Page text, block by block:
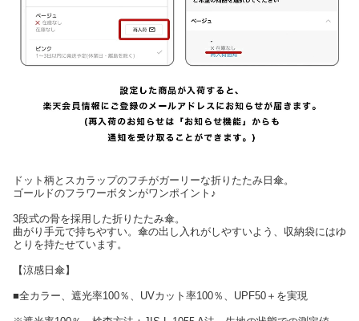
ドット柄とスカラップのフチがガーリーな折りたたみ日傘。
ゴールドのフラワーボタンがワンポイント♪
3段式の骨を採用した折りたたみ傘。
曲がり手元で持ちやすい。傘の出し入れがしやすいよう、収納袋にはゆ
とりを持たせています。
【涼感日傘】
■全カラー、遮光率100％、UVカット率100％、UPF50＋を実現